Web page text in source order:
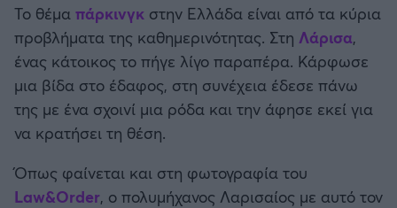
Αστέρας Τρίπολης
Παναιτωλικός
Καλαμάτα
Ηρακλής
Το θέμα πάρκινγκ στην Ελλάδα είναι από τα κύρια
προβλήματα της καθημερινότητας. Στη Λάρισα,
ένας κάτοικος το πήγε λίγο παραπέρα. Κάρφωσε
μια βίδα στο έδαφος, στη συνέχεια έδεσε πάνω
της με ένα σχοινί μια ρόδα και την άφησε εκεί για
να κρατήσει τη θέση.
Όπως φαίνεται και στη φωτογραφία του
Law&Order, ο πολυμήχανος Λαρισαίος με αυτό τον